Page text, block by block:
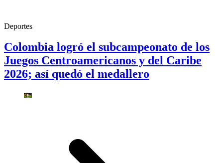
Deportes
Colombia logró el subcampeonato de los
Juegos Centroamericanos y del Caribe
2026; así quedó el medallero